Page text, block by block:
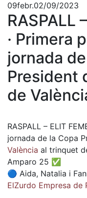
09febr.02/09/2023
RASPALL
· Primera
jornada
President
de
RASPALL – ELIT
jornada de la Copa
València al trinquet
Amparo 25 ✅
🔵 Aida, Natalia i
ElZurdo Empresa de